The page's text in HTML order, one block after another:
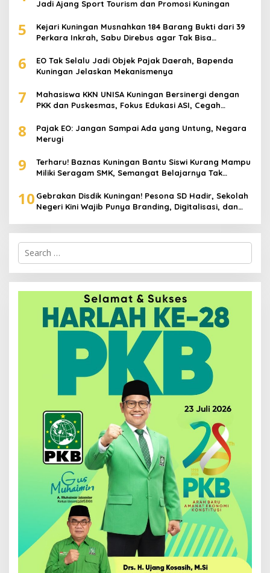
Jadi Ajang Sport Tourism dan Promosi Kuningan
5
Kejari Kuningan Musnahkan 184 Barang Bukti dari 39
Perkara Inkrah, Sabu Direbus agar Tak Bisa
6
EO Tak Selalu Jadi Objek Pajak Daerah, Bapenda
Kuningan Jelaskan Mekanismenya
7
Mahasiswa KKN UNISA Kuningan Bersinergi dengan
PKK dan Puskesmas, Fokus Edukasi ASI, Cegah
8
Pajak EO: Jangan Sampai Ada yang Untung, Negara
Merugi
9
Terharu! Baznas Kuningan Bantu Siswi Kurang Mampu
Miliki Seragam SMK, Semangat Belajarnya Tak
10 Gebrakan Disdik Kuningan! Pesona SD Hadir, Sekolah
Negeri Kini Wajib Punya Branding, Digitalisasi, dan
Search
for: